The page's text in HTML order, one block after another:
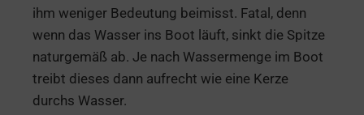
ihm weniger Bedeutung beimisst. Fatal, denn
wenn das Wasser ins Boot läuft, sinkt die Spitze
naturgemäß ab. Je nach Wassermenge im Boot
treibt dieses dann aufrecht wie eine Kerze
durchs Wasser.